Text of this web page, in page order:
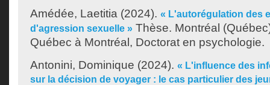
Amédée, Laetitia (2024). « L'autorégulation des
d'agression sexuelle » Thèse. Montréal
Québec à Montréal, Doctorat en psychologie.
Antonini, Dominique (2024). « L'influence des
sur la décision de voyager : le cas particulier des